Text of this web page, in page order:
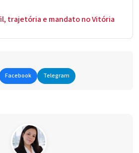
trajetória e mandato no Vitória
Facebook Telegram